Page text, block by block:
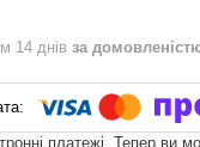
14 днів за
платежі. Тепер ви